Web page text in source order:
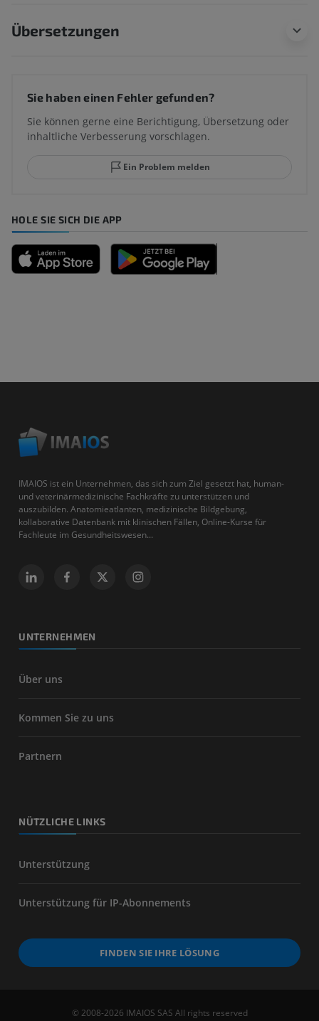
Übersetzungen
Sie haben einen Fehler gefunden?
Sie können gerne eine Berichtigung, Übersetzung oder
inhaltliche Verbesserung vorschlagen.
Ein Problem melden
HOLE SIE SICH DIE APP
IMAIOS ist ein Unternehmen, das sich zum Ziel gesetzt hat, human-
und veterinärmedizinische Fachkräfte zu unterstützen und
auszubilden. Anatomieatlanten, medizinische Bildgebung,
kollaborative Datenbank mit klinischen Fällen, Online-Kurse für
Fachleute im Gesundheitswesen...
UNTERNEHMEN
Über uns
Kommen Sie zu uns
Partnern
NÜTZLICHE LINKS
Unterstützung
Unterstützung für IP-Abonnements
FINDEN SIE IHRE LÖSUNG
© 2008-2026 IMAIOS SAS All rights reserved